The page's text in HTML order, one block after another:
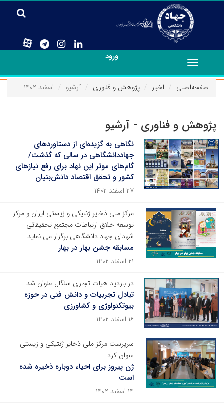
ورود
Toggle
navigation
صفحه‌اصلی
اخبار پژوهش و فناوری آرشیو اسفند ۱۴۰۲
پژوهش و فناوری - آرشیو
نگاهی به گزیده‌ای از دستاوردهای
جهاددانشگاهی در سالی که گذشت/
گام‌های موثر این نهاد برای رفع نیازهای
کشور و تحقق اقتصاد دانش‌بنیان
۲۷ اسفند ۱۴۰۲
مرکز ملی ذخایر ژنتیکی و زیستی ایران و مرکز
توسعه خلاق ارتباطات مجتمع تحقیقاتی
شهدای جهاد دانشگاهی برگزار می نماید
مسابقه جشن بهار در بهار
۲۱ اسفند ۱۴۰۲
در بازدید هیات تجاری سنگال عنوان شد
تبادل تجربیات و دانش فنی در حوزه
بیوتکنولوژی و کشاورزی
۱۶ اسفند ۱۴۰۲
سرپرست مرکز ملی ذخایر ژنتیکی و زیستی
عنوان کرد
ژن پیروز برای احیاء دوباره ذخیره شده
است
۱۴ اسفند ۱۴۰۲